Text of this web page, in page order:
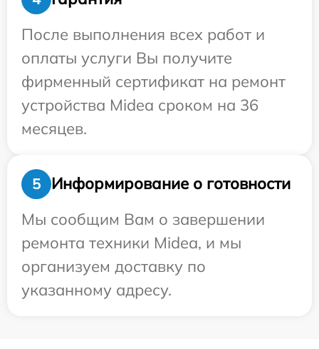
После выполнения всех работ и
оплаты услуги Вы получите
фирменный сертификат на ремонт
устройства Midea сроком на 36
месяцев.
5
Информирование о готовности
Мы сообщим Вам о завершении
ремонта техники Midea, и мы
организуем доставку по
указанному адресу.